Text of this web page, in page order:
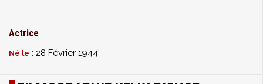
Actrice
Né le : 28 Février 1944